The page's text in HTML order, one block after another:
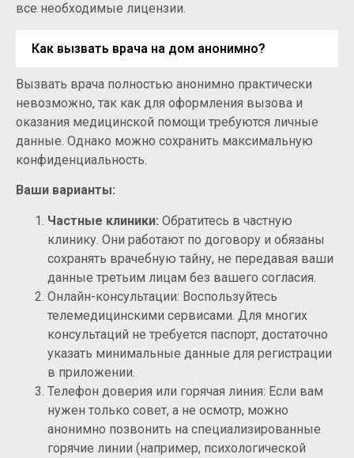
все необходимые лицензии.
Как вызвать врача на дом анонимно?
Вызвать врача полностью анонимно практически
невозможно, так как для оформления вызова и
оказания медицинской помощи требуются личные
данные. Однако можно сохранить максимальную
конфиденциальность.
Ваши варианты:
Частные клиники: Обратитесь в частную
клинику. Они работают по договору и обязаны
сохранять врачебную тайну, не передавая ваши
данные третьим лицам без вашего согласия.
Онлайн-консультации: Воспользуйтесь
телемедицинскими сервисами. Для многих
консультаций не требуется паспорт, достаточно
указать минимальные данные для регистрации
в приложении.
Телефон доверия или горячая линия: Если вам
нужен только совет, а не осмотр, можно
анонимно позвонить на специализированные
горячие линии (например, психологической